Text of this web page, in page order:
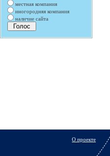
местная компания
иногородняя компания
наличие сайта
О проекте